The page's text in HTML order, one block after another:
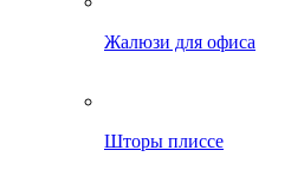
Жалюзи для офиса
Шторы плиссе